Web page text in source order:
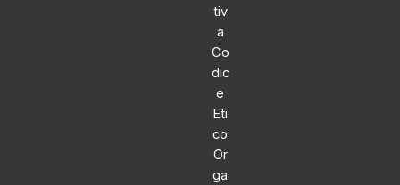
tiv
a
Co
dic
e
Eti
co
Or
ga